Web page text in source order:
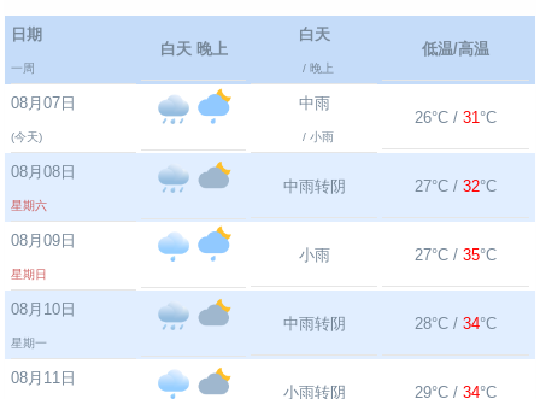
日期
一周
白天 晚上
白天
/ 晚上
低温/高温
08月07日
(今天)
中雨
/ 小雨
26°C / 31°C
08月08日
星期六
中雨转阴 27°C / 32°C
08月09日
星期日
小雨 27°C / 35°C
08月10日
星期一
中雨转阴 28°C / 34°C
08月11日
小雨转阴
29°C / 34°C